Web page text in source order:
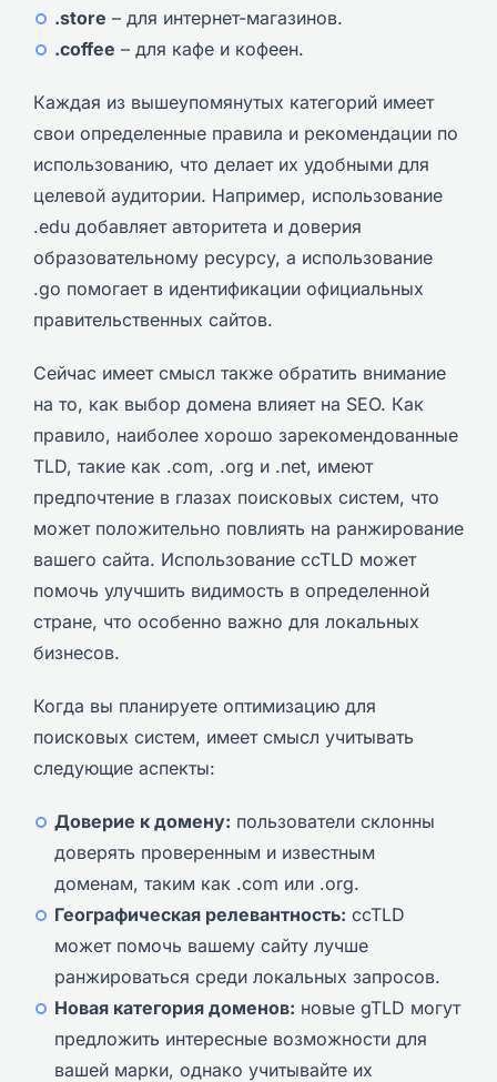
.store – для интернет-магазинов.
.coffee – для кафе и кофеен.
Каждая из вышеупомянутых категорий имеет
свои определенные правила и рекомендации по
использованию, что делает их удобными для
целевой аудитории. Например, использование
.edu добавляет авторитета и доверия
образовательному ресурсу, а использование
.go помогает в идентификации официальных
правительственных сайтов.
Сейчас имеет смысл также обратить внимание
на то, как выбор домена влияет на SEO. Как
правило, наиболее хорошо зарекомендованные
TLD, такие как .com, .org и .net, имеют
предпочтение в глазах поисковых систем, что
может положительно повлиять на ранжирование
вашего сайта. Использование ccTLD может
помочь улучшить видимость в определенной
стране, что особенно важно для локальных
бизнесов.
Когда вы планируете оптимизацию для
поисковых систем, имеет смысл учитывать
следующие аспекты:
Доверие к домену: пользователи склонны
доверять проверенным и известным
доменам, таким как .com или .org.
Географическая релевантность: ccTLD
может помочь вашему сайту лучше
ранжироваться среди локальных запросов.
Новая категория доменов: новые gTLD могут
предложить интересные возможности для
вашей марки, однако учитывайте их